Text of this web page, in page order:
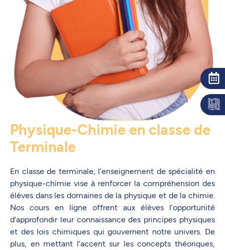
Physique-Chimie en classe de
Terminale
En classe de terminale, l’enseignement de spécialité en
physique-chimie vise à renforcer la compréhension des
élèves dans les domaines de la physique et de la chimie.
Nos cours en ligne offrent aux élèves l’opportunité
d’approfondir leur connaissance des principes physiques
et des lois chimiques qui gouvernent notre univers. De
plus, en mettant l’accent sur les concepts théoriques,